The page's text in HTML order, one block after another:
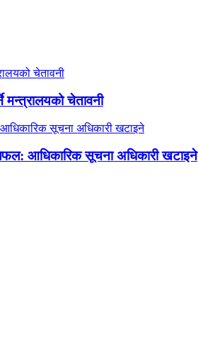
मन्त्रालयको चेतावनी
आधिकारिक सूचना अधिकारी खटाइने